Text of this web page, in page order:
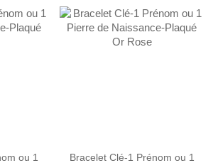
ou 1
Bracelet Clé-1 Prénom ou 1